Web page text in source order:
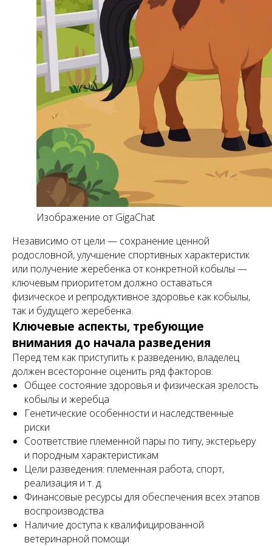
Изображение от GigaChat
Независимо от цели — сохранение ценной
родословной, улучшение спортивных характеристик
или получение жеребенка от конкретной кобылы —
ключевым приоритетом должно оставаться
физическое и репродуктивное здоровье как кобылы,
так и будущего жеребенка.
Ключевые аспекты, требующие
внимания до начала разведения
Перед тем как приступить к разведению, владелец
должен всесторонне оценить ряд факторов:
Общее состояние здоровья и физическая зрелость
кобылы и жеребца
Генетические особенности и наследственные
риски
Соответствие племенной пары по типу, экстерьеру
и породным характеристикам
Цели разведения: племенная работа, спорт,
реализация и т. д.
Финансовые ресурсы для обеспечения всех этапов
воспроизводства
Наличие доступа к квалифицированной
ветеринарной помощи